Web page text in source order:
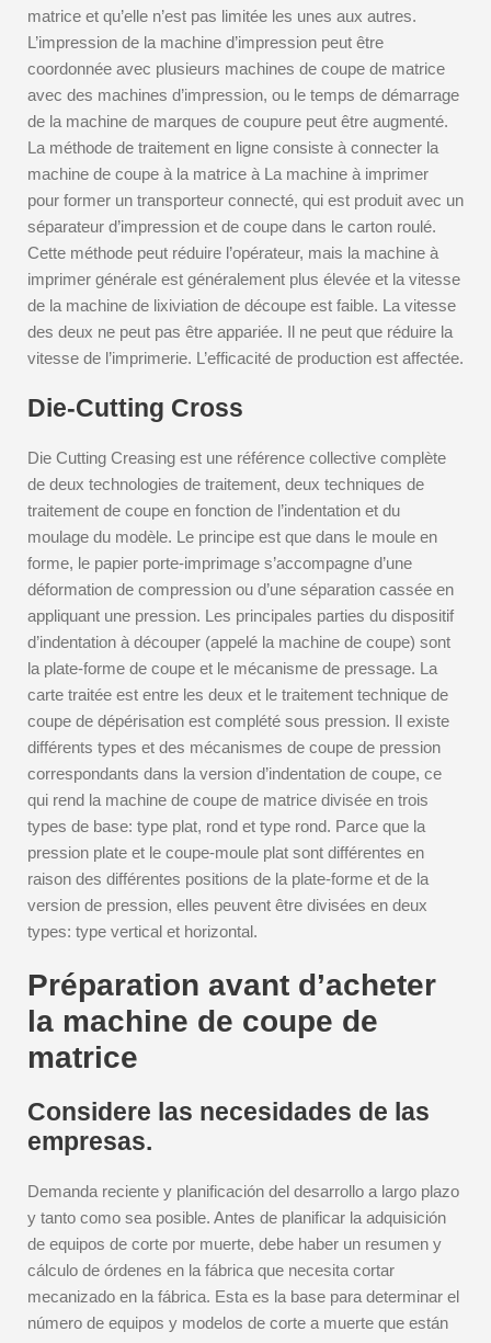
matrice et qu’elle n’est pas limitée les unes aux autres.
L’impression de la machine d’impression peut être
coordonnée avec plusieurs machines de coupe de matrice
avec des machines d’impression, ou le temps de démarrage
de la machine de marques de coupure peut être augmenté.
La méthode de traitement en ligne consiste à connecter la
machine de coupe à la matrice à La machine à imprimer
pour former un transporteur connecté, qui est produit avec un
séparateur d’impression et de coupe dans le carton roulé.
Cette méthode peut réduire l’opérateur, mais la machine à
imprimer générale est généralement plus élevée et la vitesse
de la machine de lixiviation de découpe est faible. La vitesse
des deux ne peut pas être appariée. Il ne peut que réduire la
vitesse de l’imprimerie. L’efficacité de production est affectée.
Die-Cutting Cross
Die Cutting Creasing est une référence collective complète
de deux technologies de traitement, deux techniques de
traitement de coupe en fonction de l’indentation et du
moulage du modèle. Le principe est que dans le moule en
forme, le papier porte-imprimage s’accompagne d’une
déformation de compression ou d’une séparation cassée en
appliquant une pression. Les principales parties du dispositif
d’indentation à découper (appelé la machine de coupe) sont
la plate-forme de coupe et le mécanisme de pressage. La
carte traitée est entre les deux et le traitement technique de
coupe de dépérisation est complété sous pression. Il existe
différents types et des mécanismes de coupe de pression
correspondants dans la version d’indentation de coupe, ce
qui rend la machine de coupe de matrice divisée en trois
types de base: type plat, rond et type rond. Parce que la
pression plate et le coupe-moule plat sont différentes en
raison des différentes positions de la plate-forme et de la
version de pression, elles peuvent être divisées en deux
types: type vertical et horizontal.
Préparation avant d’acheter
la machine de coupe de
matrice
Considere las necesidades de las
empresas.
Demanda reciente y planificación del desarrollo a largo plazo
y tanto como sea posible. Antes de planificar la adquisición
de equipos de corte por muerte, debe haber un resumen y
cálculo de órdenes en la fábrica que necesita cortar
mecanizado en la fábrica. Esta es la base para determinar el
número de equipos y modelos de corte a muerte que están